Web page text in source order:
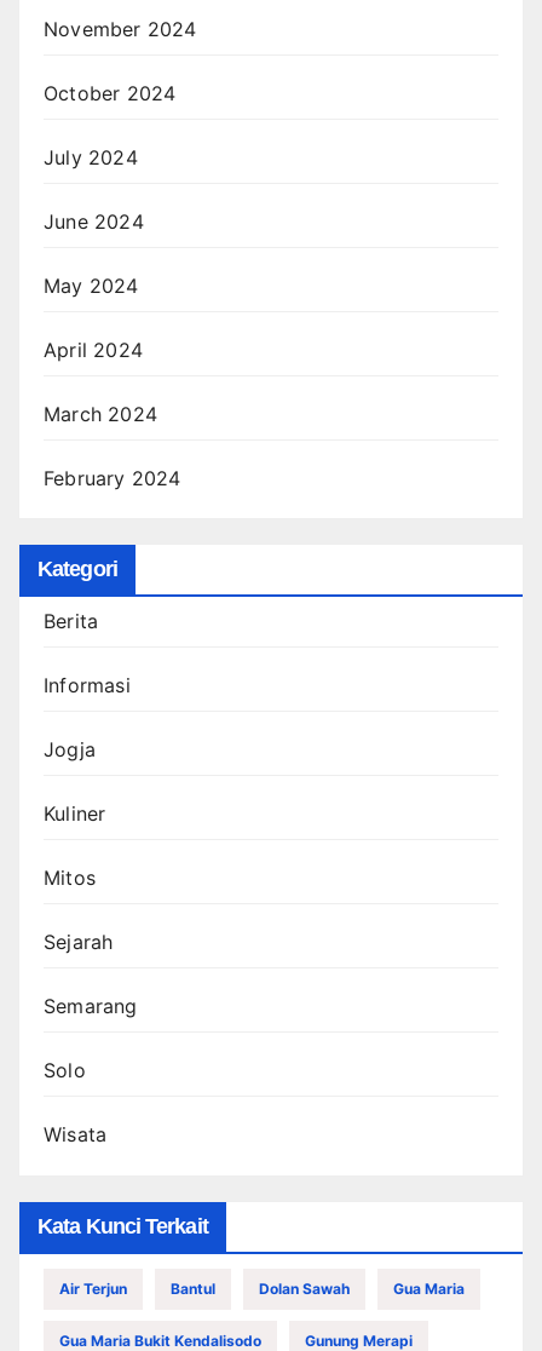
November 2024
October 2024
July 2024
June 2024
May 2024
April 2024
March 2024
February 2024
Kategori
Berita
Informasi
Jogja
Kuliner
Mitos
Sejarah
Semarang
Solo
Wisata
Kata Kunci Terkait
Air Terjun Bantul Dolan Sawah Gua Maria
Gua Maria Bukit Kendalisodo Gunung Merapi